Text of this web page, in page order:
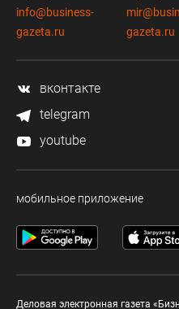
info@business-
gazeta.ru
gazeta.ru
вконтакте
telegram
youtube
мобильное приложение
Деловая электронная газета